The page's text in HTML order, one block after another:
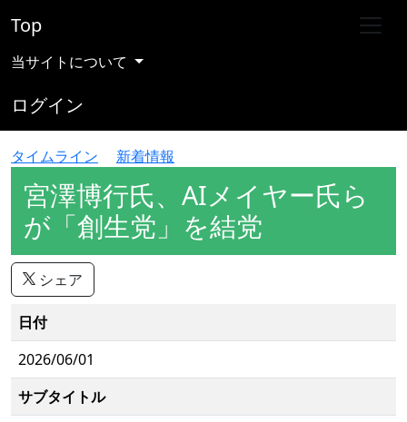
Top
当サイトについて
ログイン
タイムライン 新着情報
宮澤博行氏、AIメイヤー氏ら
が「創生党」を結党
シェア
日付
2026/06/01
サブタイトル